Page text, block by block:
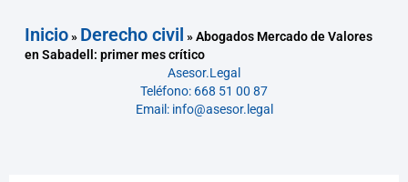
Inicio» Derecho civil »Abogados Mercado de Valores
en Sabadell: primer mes crítico
Asesor.Legal
Teléfono: 668 51 00 87
Email: info@asesor.legal